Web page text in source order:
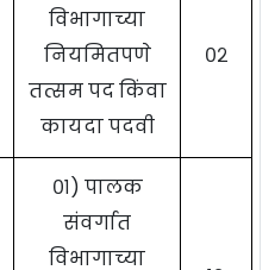
विभागाच्या
नियमितपणे
तत्सम पद किंवा
कायदा पदवी
०२
०१) पालक
संवर्गात
विभागाच्या